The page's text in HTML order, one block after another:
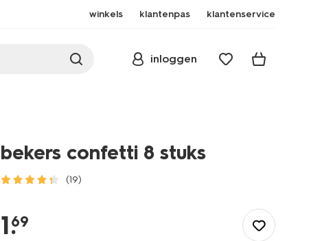
winkels klantenpas klantenservice
inloggen
bekers confetti 8 stuks
(19)
confetti-
1.
69